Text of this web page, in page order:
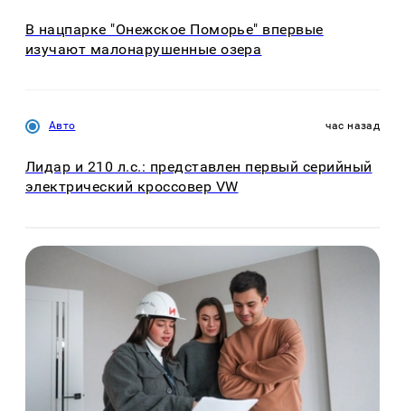
В нацпарке "Онежское Поморье" впервые
изучают малонарушенные озера
Авто час назад
Лидар и 210 л.с.: представлен первый серийный
электрический кроссовер VW